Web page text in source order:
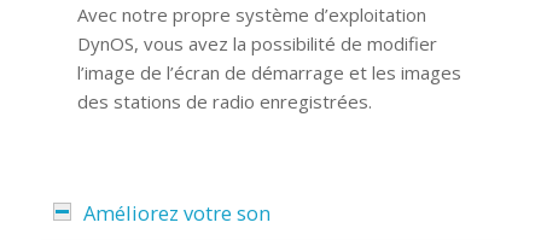
Avec notre propre système d’exploitation
DynOS, vous avez la possibilité de modifier
l’image de l’écran de démarrage et les images
des stations de radio enregistrées.
Améliorez votre son